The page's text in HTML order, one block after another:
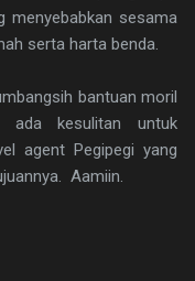
menyebabkan sesama
serta harta benda.
bantuan moril
kesulitan untuk
agent Pegipegi yang
Aamiin.